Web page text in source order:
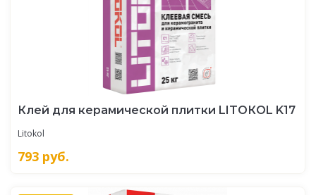
Клей для керамической плитки LITOКOL K17
Litokol
793 руб.